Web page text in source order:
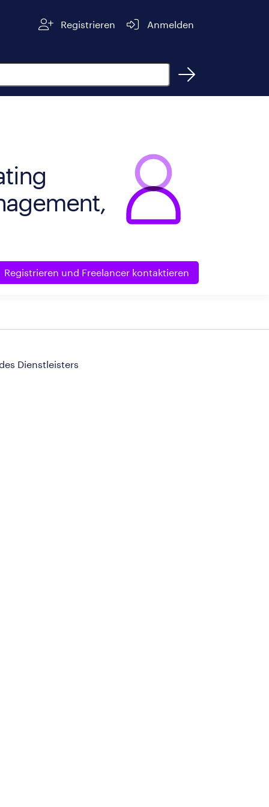
Registrieren Anmelden
Registrieren und Freelancer kontaktieren
Dienstleisters